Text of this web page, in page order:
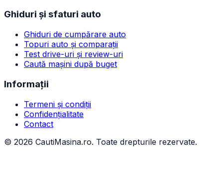
Ghiduri și sfaturi auto
Ghiduri de cumpărare auto
Topuri auto și comparații
Test drive-uri și review-uri
Caută mașini după buget
Informații
Termeni și condiții
Confidențialitate
Contact
© 2026 CautiMasina.ro. Toate drepturile rezervate.